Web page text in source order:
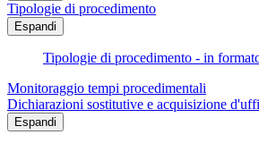
Tipologie di procedimento
Espandi
Tipologie di procedimento - in
Monitoraggio tempi procedimentali
Dichiarazioni sostitutive e acquisizione
Espandi